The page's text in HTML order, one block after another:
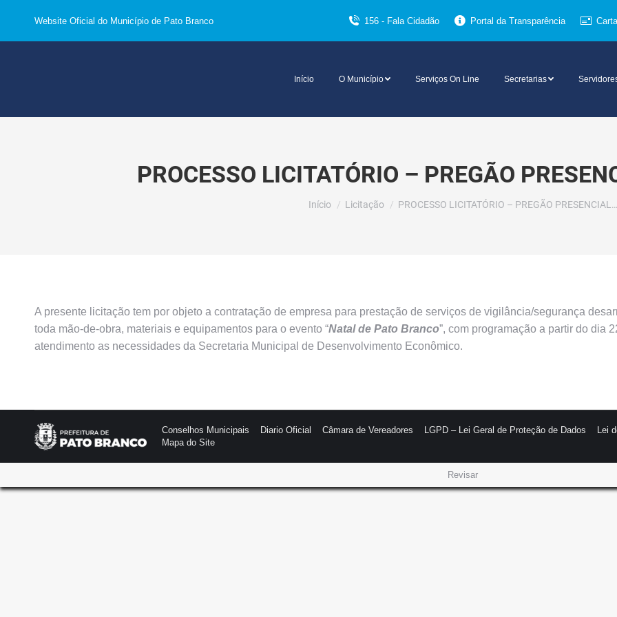
Website Oficial do Município de Pato Branco 156 - Fala Cidadão Portal da Transparência
Início O Município Serviços On Line Secretarias
PROCESSO LICITATÓRIO – PREGÃO
Você está aqui:
Início Licitação PROCESSO LICITATÓRIO – PREGÃO PRESENCIAL…
A presente licitação tem por objeto a contratação de empresa para prestação de serviços de vigilância/segurança
toda mão-de-obra, materiais e equipamentos para o evento “Natal de Pato Branco”, com programação a partir do dia
atendimento as necessidades da Secretaria Municipal de Desenvolvimento Econômico.
Conselhos Municipais Diario Oficial Câmara de Vereadores LGPD – Lei Geral de Proteção de Dados Lei
Mapa do Site
Revisar